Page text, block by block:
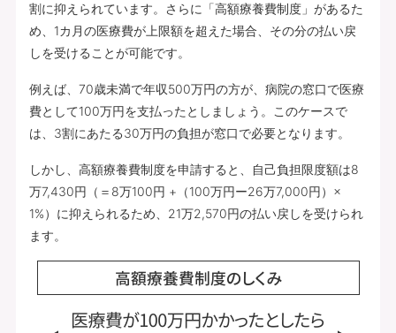
割に抑えられています。さらに「高額療養費制度」があるた
め、1カ月の医療費が上限額を超えた場合、その分の払い戻
しを受けることが可能です。
例えば、70歳未満で年収500万円の方が、病院の窓口で医療
費として100万円を支払ったとしましょう。このケースで
は、3割にあたる30万円の負担が窓口で必要となります。
しかし、高額療養費制度を申請すると、自己負担限度額は8
万7,430円（＝8万100円 +（100万円ー26万7,000円）×
1%）に抑えられるため、21万2,570円の払い戻しを受けられ
ます。